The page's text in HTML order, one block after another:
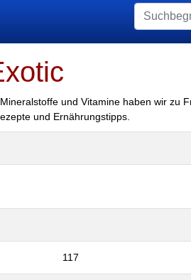
und Vitamine haben wir zu
und Ernährungstipps.
117